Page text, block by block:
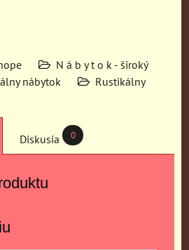
N á b y t o k - široký
nábytok
Rustikálny
Diskusia 0